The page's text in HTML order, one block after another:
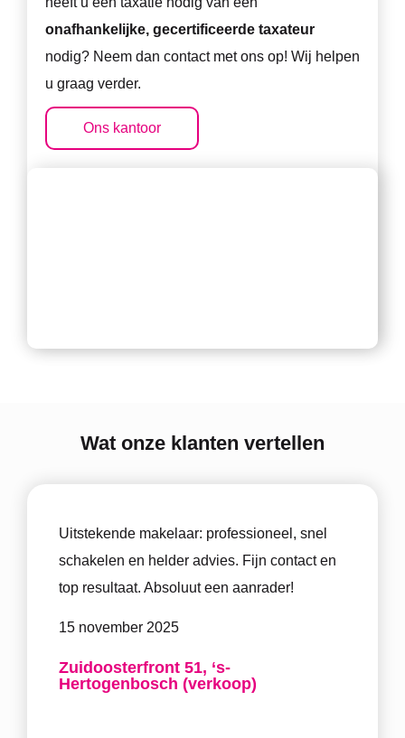
onafhankelijke, gecertificeerde taxateur
nodig? Neem dan contact met ons op! Wij helpen
u graag verder.
Ons kantoor
Wat onze klanten vertellen
Uitstekende makelaar: professioneel, snel
schakelen en helder advies. Fijn contact en
top resultaat. Absoluut een aanrader!
15 november 2025
Zuidoosterfront 51, ‘s-
Hertogenbosch (verkoop)